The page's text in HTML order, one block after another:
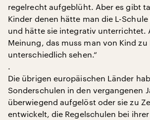
regelrecht aufgeblüht. Aber es gibt
Kinder denen hätte man die L-
und hätte sie integrativ unterrichtet.
Meinung, das muss man von Kind zu
unterschiedlich sehen.“
.
Die übrigen europäischen Länder
Sonderschulen in den vergangenen
überwiegend aufgelöst oder sie zu
entwickelt, die Regelschulen bei